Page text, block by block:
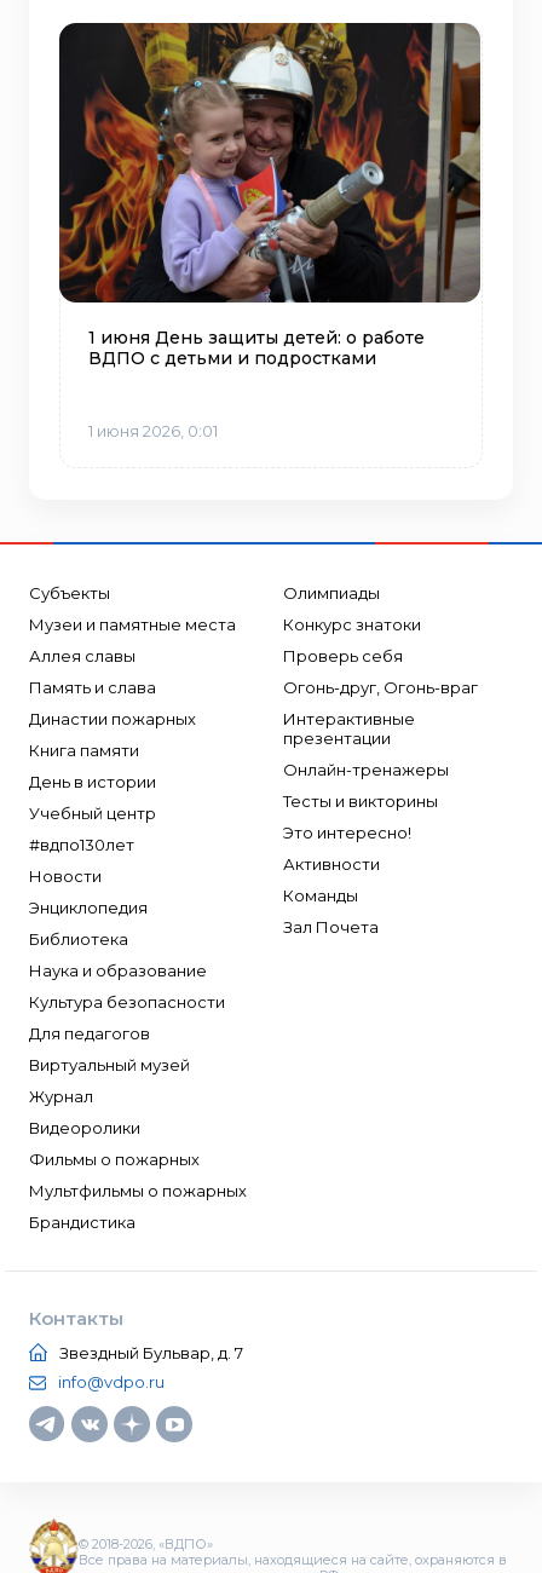
1 июня День защиты детей: о работе
ВДПО с детьми и подростками
1 июня 2026, 0:01
Субъекты
Музеи и памятные места
Аллея славы
Память и слава
Династии пожарных
Книга памяти
День в истории
Учебный центр
#вдпо130лет
Новости
Энциклопедия
Библиотека
Наука и образование
Культура безопасности
Для педагогов
Виртуальный музей
Журнал
Видеоролики
Фильмы о пожарных
Мультфильмы о пожарных
Брандистика
Олимпиады
Конкурс знатоки
Проверь себя
Огонь-друг, Огонь-враг
Интерактивные
презентации
Онлайн-тренажеры
Тесты и викторины
Это интересно!
Активности
Команды
Зал Почета
Контакты
Звездный Бульвар, д. 7
info@vdpo.ru
© 2018-2026, «ВДПО»
Все права на материалы, находящиеся на сайте, охраняются в